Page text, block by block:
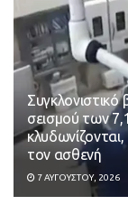
Συγκλονιστικό
σεισμού των
τον ασθενή
7 ΑΥΓΟΎΣΤΟΥ, 2026